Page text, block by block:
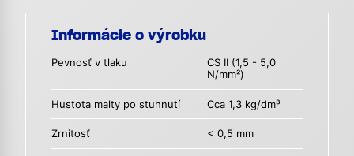
Informácie o výrobku
Pevnosť v tlaku
CS II (1,5 - 5,0
N/mm²)
Hustota malty po stuhnutí Cca 1,3 kg/dm³
Zrnitosť < 0,5 mm